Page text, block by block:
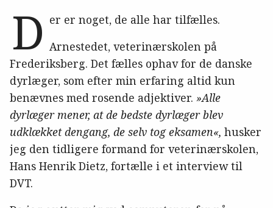
D er er noget, de alle har tilfælles.
Arnestedet, veterinærskolen på
Frederiksberg. Det fælles ophav for de danske
dyrlæger, som efter min erfaring altid kun
benævnes med rosende adjektiver. »Alle
dyrlæger mener, at de bedste dyrlæger blev
udklækket dengang, de selv tog eksamen«, husker
jeg den tidligere formand for veterinærskolen,
Hans Henrik Dietz, fortælle i et interview til
DVT.